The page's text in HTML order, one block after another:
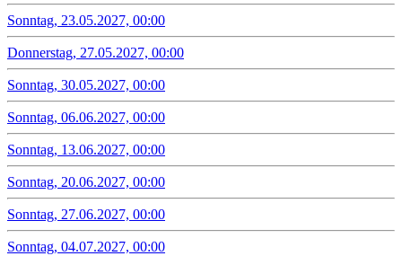
Sonntag, 23.05.2027, 00:00
Donnerstag, 27.05.2027, 00:00
Sonntag, 30.05.2027, 00:00
Sonntag, 06.06.2027, 00:00
Sonntag, 13.06.2027, 00:00
Sonntag, 20.06.2027, 00:00
Sonntag, 27.06.2027, 00:00
Sonntag, 04.07.2027, 00:00